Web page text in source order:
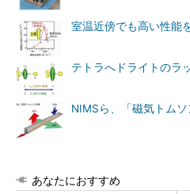
室温近傍でも高い性能
テトラへドライトのラ
NIMSら、「磁気トム
あなたにおすすめ